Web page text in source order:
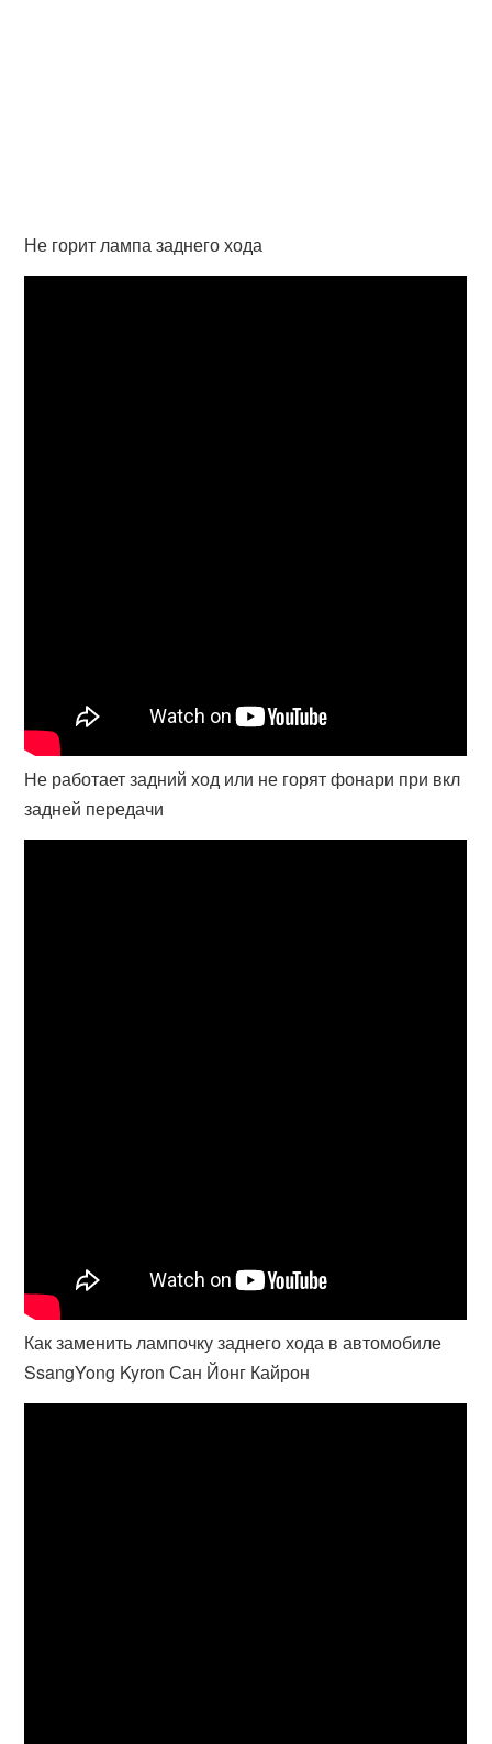
Не горит лампа заднего хода
Не работает задний ход или не горят фонари при вкл
задней передачи
Как заменить лампочку заднего хода в автомобиле
SsangYong Kyron Сан Йонг Кайрон